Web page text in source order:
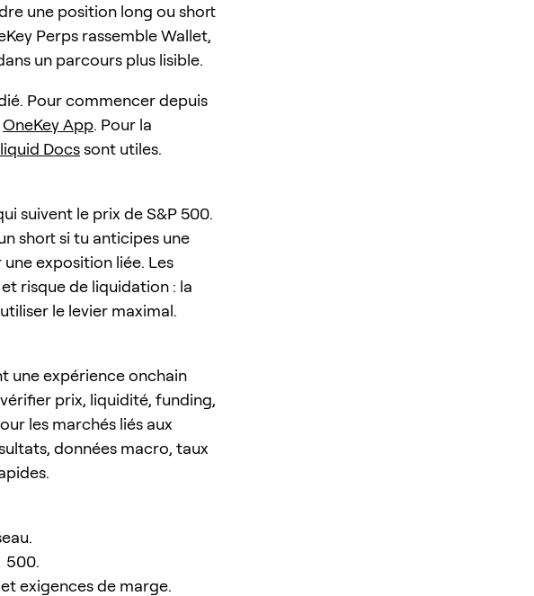
une position long ou short
Perps rassemble Wallet,
un parcours plus lisible.
Pour commencer depuis
OneKey App. Pour la
Docssont utiles.
suivent le prix de S&P 500.
short si tu anticipes une
exposition liée. Les
risque de liquidation : la
le levier maximal.
une expérience onchain
prix, liquidité, funding,
les marchés liés aux
données macro, taux
500.
exigences de marge.